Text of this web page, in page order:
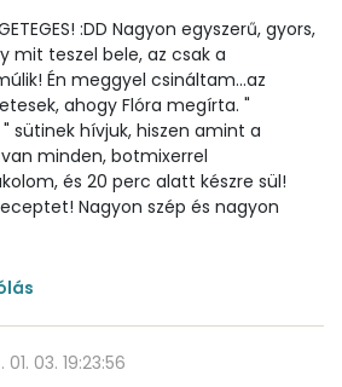
19 mg
20 micro
1 micro
0 mg
vitamin:
- B5 vitamin:
:DD Nagyon egyszerű, gyors,
mit teszel bele, az csak a
Én meggyel csináltam...az
ahogy Flóra megírta. "
sütinek hívjuk, hiszen amint a
minden, botmixerrel
és 20 perc alatt készre sül!
Nagyon szép és nagyon
01. 03. 19:23:56